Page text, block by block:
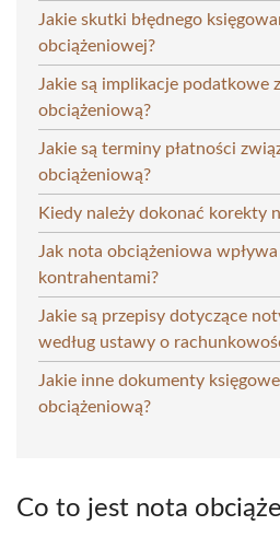
Jakie skutki błędnego
obciążeniowej?
Jakie są implikacje podatkowe
obciążeniową?
Jakie są terminy płatności
obciążeniową?
Kiedy należy dokonać korekty
Jak nota obciążeniowa
kontrahentami?
Jakie są przepisy dotyczące
według ustawy o
Jakie inne dokumenty
obciążeniową?
Co to jest nota